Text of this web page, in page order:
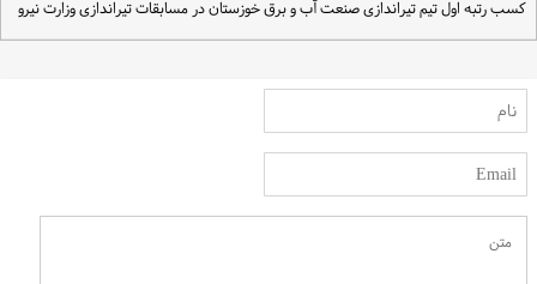
کسب رتبه اول تیم تیراندازی صنعت آب و برق خوزستان در مسابقات تیراندازی وزارت نیرو